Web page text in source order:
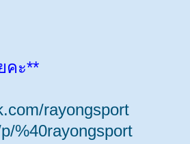
คะ**
rayongsport
%40rayongsport